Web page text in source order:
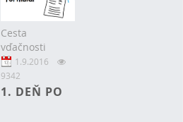
Cesta
vďačnosti
1.9.2016
9342
1. DEŇ PO